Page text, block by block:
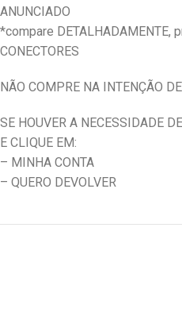
ANUNCIADO
*compare DETALHADAMENTE,
CONECTORES
NÃO COMPRE NA INTENÇÃO
SE HOUVER A NECESSIDADE
E CLIQUE EM:
– MINHA CONTA
– QUERO DEVOLVER